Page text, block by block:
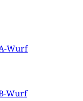
Wurf
Wurf